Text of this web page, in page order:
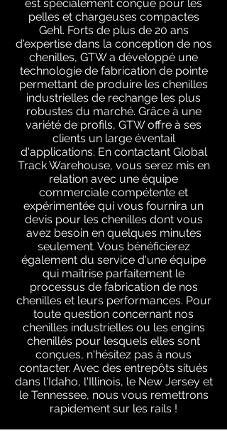
est spécialement conçue pour les
pelles et chargeuses compactes
Gehl. Forts de plus de 20 ans
d'expertise dans la conception de nos
chenilles, GTW a développé une
technologie de fabrication de pointe
permettant de produire les chenilles
industrielles de rechange les plus
robustes du marché. Grâce à une
variété de profils, GTW offre à ses
clients un large éventail
d'applications. En contactant Global
Track Warehouse, vous serez mis en
relation avec une équipe
commerciale compétente et
expérimentée qui vous fournira un
devis pour les chenilles dont vous
avez besoin en quelques minutes
seulement. Vous bénéficierez
également du service d'une équipe
qui maîtrise parfaitement le
processus de fabrication de nos
chenilles et leurs performances. Pour
toute question concernant nos
chenilles industrielles ou les engins
chenillés pour lesquels elles sont
conçues, n'hésitez pas à nous
contacter. Avec des entrepôts situés
dans l'Idaho, l'Illinois, le New Jersey et
le Tennessee, nous vous remettrons
rapidement sur les rails !